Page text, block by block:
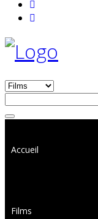
Accueil
Films